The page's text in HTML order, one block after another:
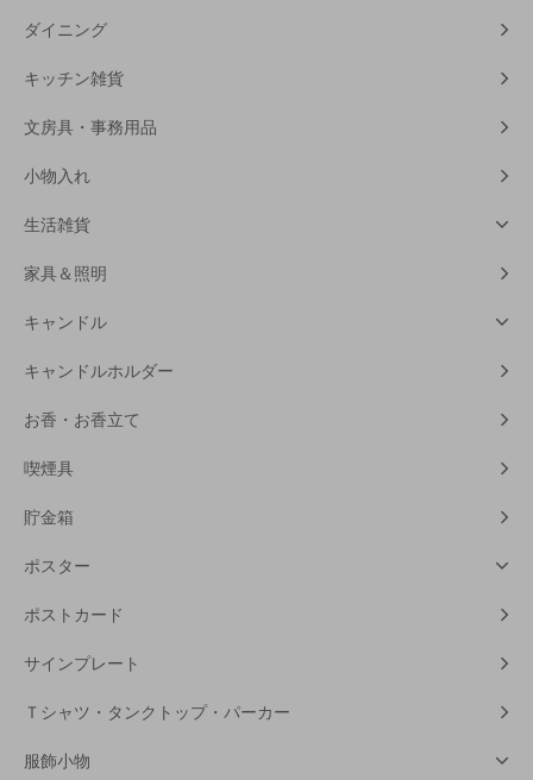
ダイニング
キッチン雑貨
文房具・事務用品
小物入れ
生活雑貨
家具＆照明
キャンドル
キャンドルホルダー
お香・お香立て
喫煙具
貯金箱
ポスター
ポストカード
サインプレート
Ｔシャツ・タンクトップ・パーカー
服飾小物